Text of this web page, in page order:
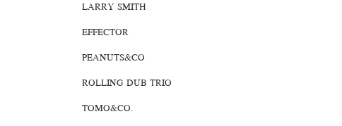
LARRY SMITH
EFFECTOR
PEANUTS&CO
ROLLING DUB TRIO
TOMO&CO.